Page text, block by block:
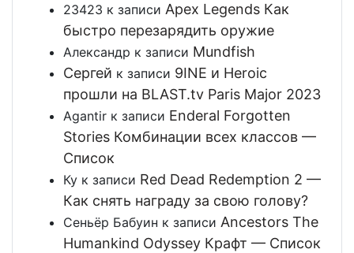
23423 к записи Apex Legends Как
быстро перезарядить оружие
Александр к записи Mundfish
Сергей к записи 9INE и Heroic
прошли на BLAST.tv Paris Major 2023
Agantir к записи Enderal Forgotten
Stories Комбинации всех классов —
Список
Ку к записи Red Dead Redemption 2 —
Как снять награду за свою голову?
Сеньёр Бабуин к записи Ancestors The
Humankind Odyssey Крафт — Список